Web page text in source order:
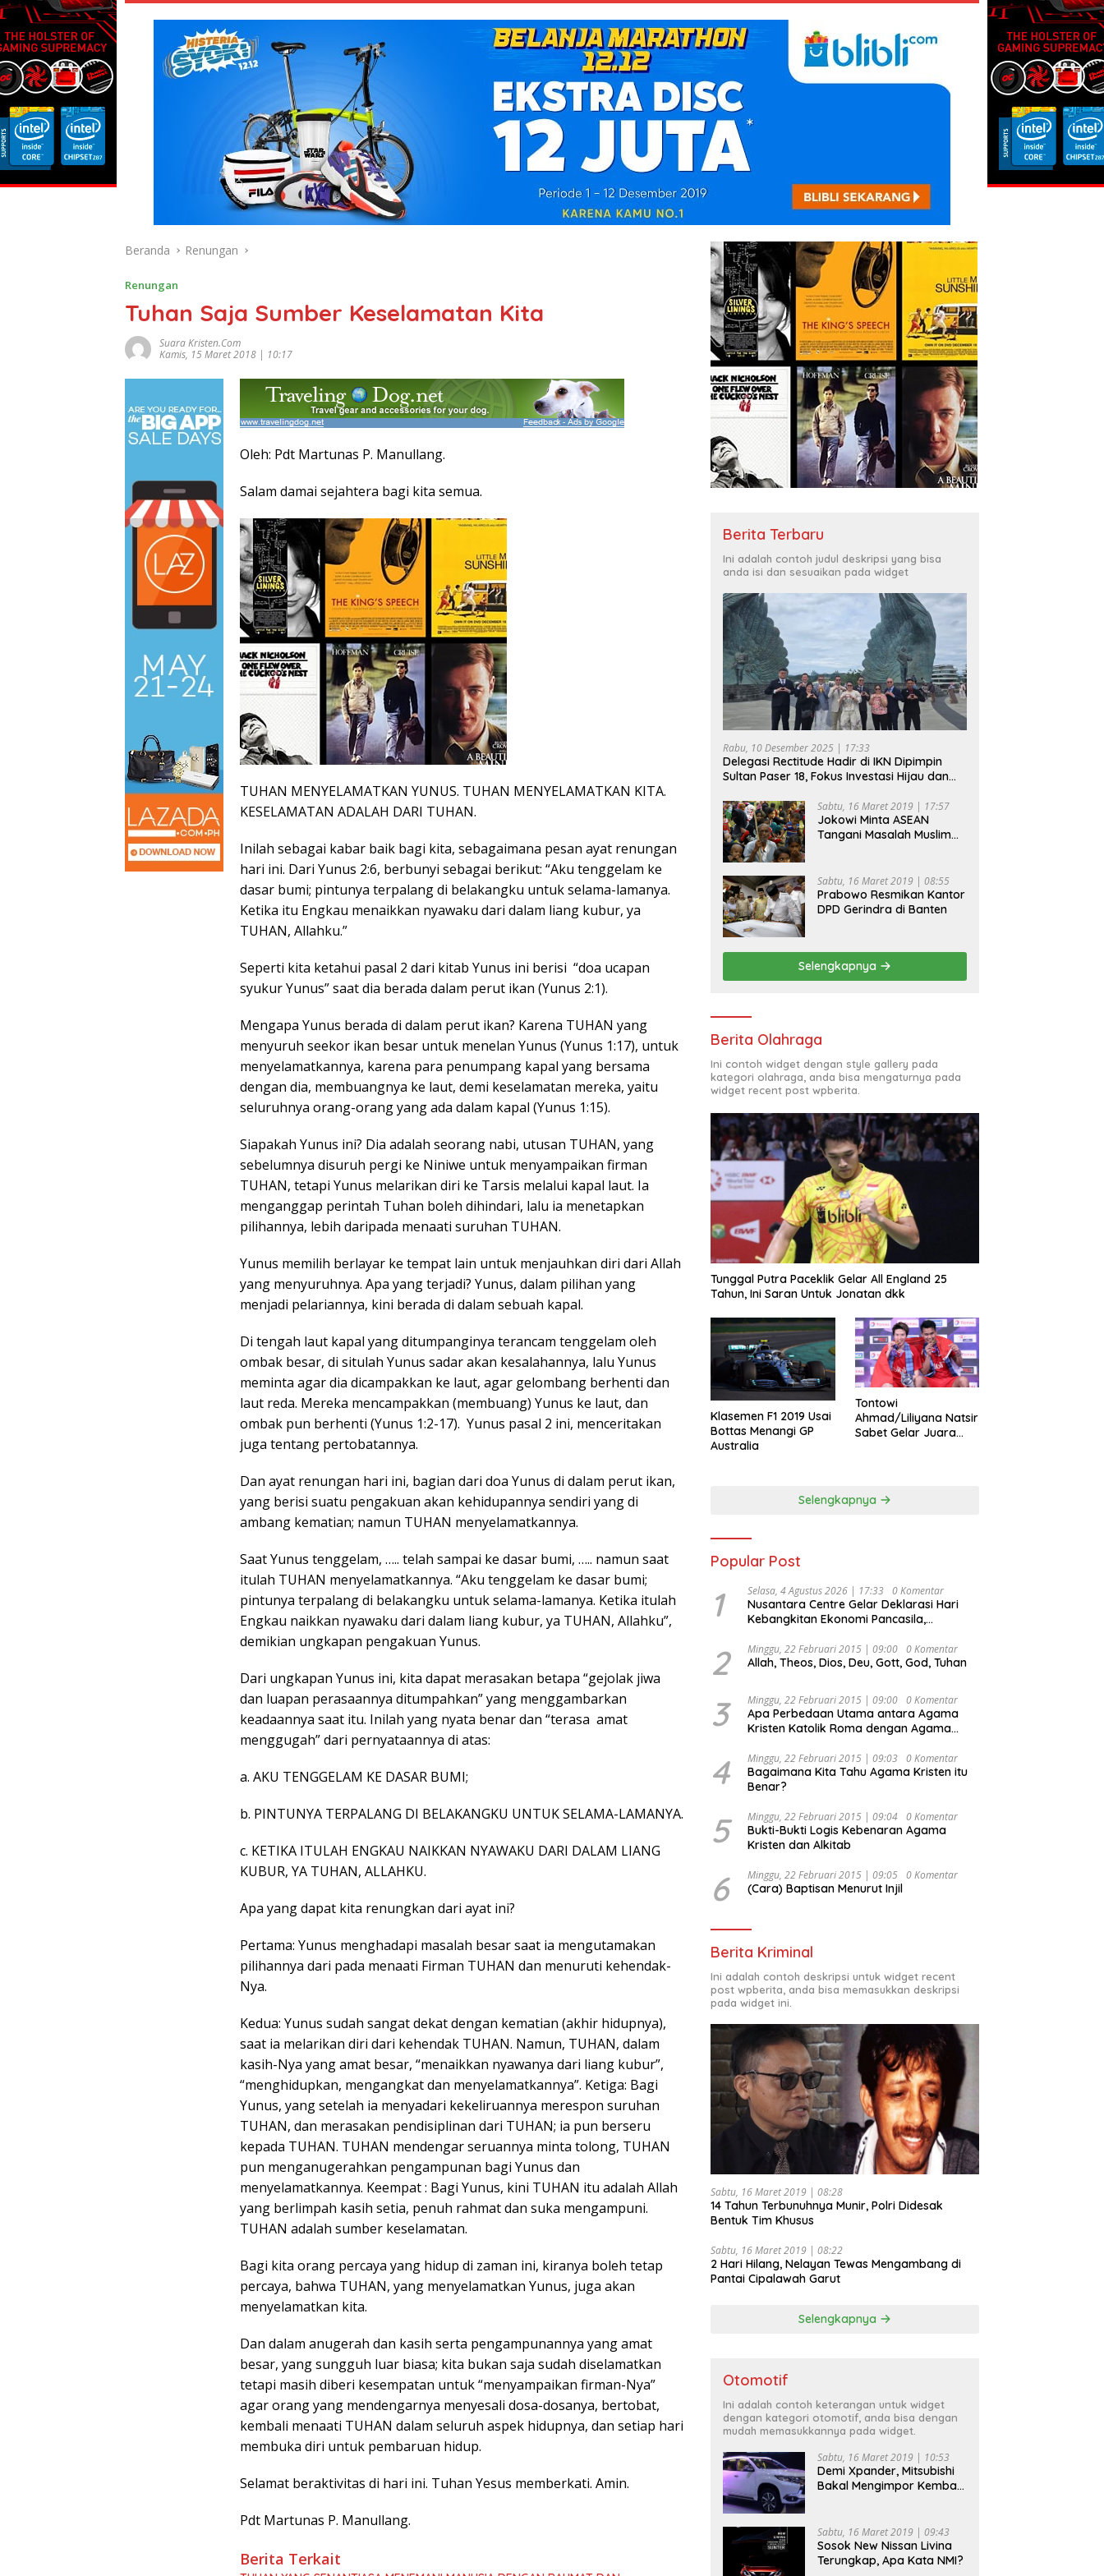
Beranda Renungan
Renungan
Tuhan Saja Sumber Keselamatan Kita
Suara Kristen.com
Kamis, 15 Maret 2018 | 10:17
Oleh: Pdt Martunas P. Manullang.
Salam damai sejahtera bagi kita semua.
TUHAN MENYELAMATKAN YUNUS. TUHAN MENYELAMATKAN KITA.
KESELAMATAN ADALAH DARI TUHAN.
Inilah sebagai kabar baik bagi kita, sebagaimana pesan ayat renungan
hari ini. Dari Yunus 2:6, berbunyi sebagai berikut: “Aku tenggelam ke
dasar bumi; pintunya terpalang di belakangku untuk selama-lamanya.
Ketika itu Engkau menaikkan nyawaku dari dalam liang kubur, ya
TUHAN, Allahku.”
Seperti kita ketahui pasal 2 dari kitab Yunus ini berisi “doa ucapan
syukur Yunus” saat dia berada dalam perut ikan (Yunus 2:1).
Mengapa Yunus berada di dalam perut ikan? Karena TUHAN yang
menyuruh seekor ikan besar untuk menelan Yunus (Yunus 1:17), untuk
menyelamatkannya, karena para penumpang kapal yang bersama
dengan dia, membuangnya ke laut, demi keselamatan mereka, yaitu
seluruhnya orang-orang yang ada dalam kapal (Yunus 1:15).
Siapakah Yunus ini? Dia adalah seorang nabi, utusan TUHAN, yang
sebelumnya disuruh pergi ke Niniwe untuk menyampaikan firman
TUHAN, tetapi Yunus melarikan diri ke Tarsis melalui kapal laut. Ia
menganggap perintah Tuhan boleh dihindari, lalu ia menetapkan
pilihannya, lebih daripada menaati suruhan TUHAN.
Yunus memilih berlayar ke tempat lain untuk menjauhkan diri dari Allah
yang menyuruhnya. Apa yang terjadi? Yunus, dalam pilihan yang
menjadi pelariannya, kini berada di dalam sebuah kapal.
Di tengah laut kapal yang ditumpanginya terancam tenggelam oleh
ombak besar, di situlah Yunus sadar akan kesalahannya, lalu Yunus
meminta agar dia dicampakkan ke laut, agar gelombang berhenti dan
laut reda. Mereka mencampakkan (membuang) Yunus ke laut, dan
ombak pun berhenti (Yunus 1:2-17). Yunus pasal 2 ini, menceritakan
juga tentang pertobatannya.
Dan ayat renungan hari ini, bagian dari doa Yunus di dalam perut ikan,
yang berisi suatu pengakuan akan kehidupannya sendiri yang di
ambang kematian; namun TUHAN menyelamatkannya.
Saat Yunus tenggelam, ….. telah sampai ke dasar bumi, ….. namun saat
itulah TUHAN menyelamatkannya. “Aku tenggelam ke dasar bumi;
pintunya terpalang di belakangku untuk selama-lamanya. Ketika itulah
Engkau naikkan nyawaku dari dalam liang kubur, ya TUHAN, Allahku”,
demikian ungkapan pengakuan Yunus.
Dari ungkapan Yunus ini, kita dapat merasakan betapa “gejolak jiwa
dan luapan perasaannya ditumpahkan” yang menggambarkan
keadaannya saat itu. Inilah yang nyata benar dan “terasa amat
menggugah” dari pernyataannya di atas:
a. AKU TENGGELAM KE DASAR BUMI;
b. PINTUNYA TERPALANG DI BELAKANGKU UNTUK SELAMA-LAMANYA.
c. KETIKA ITULAH ENGKAU NAIKKAN NYAWAKU DARI DALAM LIANG
KUBUR, YA TUHAN, ALLAHKU.
Apa yang dapat kita renungkan dari ayat ini?
Pertama: Yunus menghadapi masalah besar saat ia mengutamakan
pilihannya dari pada menaati Firman TUHAN dan menuruti kehendak-
Nya.
Kedua: Yunus sudah sangat dekat dengan kematian (akhir hidupnya),
saat ia melarikan diri dari kehendak TUHAN. Namun, TUHAN, dalam
kasih-Nya yang amat besar, “menaikkan nyawanya dari liang kubur”,
“menghidupkan, mengangkat dan menyelamatkannya”. Ketiga: Bagi
Yunus, yang setelah ia menyadari kekeliruannya merespon suruhan
TUHAN, dan merasakan pendisiplinan dari TUHAN; ia pun berseru
kepada TUHAN. TUHAN mendengar seruannya minta tolong, TUHAN
pun menganugerahkan pengampunan bagi Yunus dan
menyelamatkannya. Keempat : Bagi Yunus, kini TUHAN itu adalah Allah
yang berlimpah kasih setia, penuh rahmat dan suka mengampuni.
TUHAN adalah sumber keselamatan.
Bagi kita orang percaya yang hidup di zaman ini, kiranya boleh tetap
percaya, bahwa TUHAN, yang menyelamatkan Yunus, juga akan
menyelamatkan kita.
Dan dalam anugerah dan kasih serta pengampunannya yang amat
besar, yang sungguh luar biasa; kita bukan saja sudah diselamatkan
tetapi masih diberi kesempatan untuk “menyampaikan firman-Nya”
agar orang yang mendengarnya menyesali dosa-dosanya, bertobat,
kembali menaati TUHAN dalam seluruh aspek hidupnya, dan setiap hari
membuka diri untuk pembaruan hidup.
Selamat beraktivitas di hari ini. Tuhan Yesus memberkati. Amin.
Pdt Martunas P. Manullang.
Berita Terkait
Berita Terbaru
Ini adalah contoh judul deskripsi yang bisa
anda isi dan sesuaikan pada widget
Rabu, 10 Desember 2025 | 17:33
Delegasi Rectitude Hadir di IKN Dipimpin
Sultan Paser 18, Fokus Investasi Hijau dan
Sabtu, 16 Maret 2019 | 17:57
Jokowi Minta ASEAN
Tangani Masalah Muslim
Sabtu, 16 Maret 2019 | 08:55
Prabowo Resmikan Kantor
DPD Gerindra di Banten
Selengkapnya
Berita Olahraga
Ini contoh widget dengan style gallery pada
kategori olahraga, anda bisa mengaturnya pada
widget recent post wpberita.
Tunggal Putra Paceklik Gelar All England 25
Tahun, Ini Saran Untuk Jonatan dkk
Klasemen F1 2019 Usai
Bottas Menangi GP
Australia
Tontowi
Ahmad/Liliyana Natsir
Sabet Gelar Juara
Selengkapnya
Popular Post
1 Selasa, 4 Agustus 2026 | 17:33 0 Komentar
Nusantara Centre Gelar Deklarasi Hari
Kebangkitan Ekonomi Pancasila,
Djojohadikusumo Anti Penjajahan
(Pergolakan Ekonomi Politik Indonesia) &
Undang Perekonomian Nasional dan
Kesejahteraan Sosial dalam Menata
Bangsa Menuju Indonesia Emas 2045”,
2 Minggu, 22 Februari 2015 | 09:00 0 Komentar
Allah, Theos, Dios, Deu, Gott, God, Tuhan
3 Minggu, 22 Februari 2015 | 09:00 0 Komentar
Apa Perbedaan Utama antara Agama
Kristen Katolik Roma dengan Agama
4 Minggu, 22 Februari 2015 | 09:03 0 Komentar
Bagaimana Kita Tahu Agama Kristen itu
Benar?
5 Minggu, 22 Februari 2015 | 09:04 0 Komentar
Bukti-Bukti Logis Kebenaran Agama
Kristen dan Alkitab
6 Minggu, 22 Februari 2015 | 09:05 0 Komentar
(Cara) Baptisan Menurut Injil
Berita Kriminal
Ini adalah contoh deskripsi untuk widget recent
post wpberita, anda bisa memasukkan deskripsi
pada widget ini.
Sabtu, 16 Maret 2019 | 08:28
14 Tahun Terbunuhnya Munir, Polri Didesak
Bentuk Tim Khusus
Sabtu, 16 Maret 2019 | 08:22
2 Hari Hilang, Nelayan Tewas Mengambang di
Pantai Cipalawah Garut
Selengkapnya
Otomotif
Ini adalah contoh keterangan untuk widget
dengan kategori otomotif, anda bisa dengan
mudah memasukkannya pada widget.
Sabtu, 16 Maret 2019 | 10:53
Demi Xpander, Mitsubishi
Bakal Mengimpor Kembali
Sabtu, 16 Maret 2019 | 09:43
Sosok New Nissan Livina
Terungkap, Apa Kata NMI?